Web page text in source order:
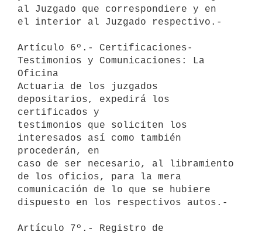
al Juzgado que correspondiere y en
el interior al Juzgado respectivo.-
Artículo 6º.- Certificaciones-
Testimonios y Comunicaciones: La
Oficina
Actuaria de los juzgados
depositarios, expedirá los
certificados y
testimonios que soliciten los
interesados así como también
procederán, en
caso de ser necesario, al libramiento
de los oficios, para la mera
comunicación de lo que se hubiere
dispuesto en los respectivos autos.-
Artículo 7º.- Registro de